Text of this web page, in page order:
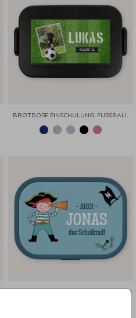
BROTDOSE EINSCHULUNG: FUSSBALL
BROTDOSE EINSCHULUNG: PIRAT AHOI!